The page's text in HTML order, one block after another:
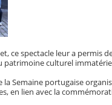
ce spectacle leur a permis
culturel immatériel
la Semaine portugaise
en lien avec la